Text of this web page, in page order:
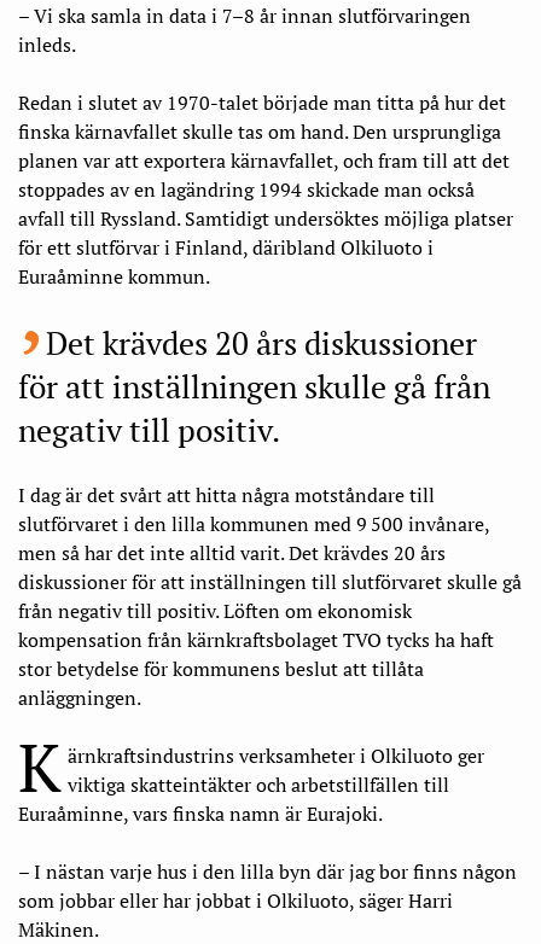
– Vi ska samla in data i 7–8 år innan slutförvaringen
inleds.
Redan i slutet av 1970-talet började man titta på hur det
finska kärnavfallet skulle tas om hand. Den ursprungliga
planen var att exportera kärnavfallet, och fram till att det
stoppades av en lagändring 1994 skickade man också
avfall till Ryssland. Samtidigt undersöktes möjliga platser
för ett slutförvar i Finland, däribland Olkiluoto i
Euraåminne kommun.
Det krävdes 20 års diskussioner
för att inställningen skulle gå från
negativ till positiv.
I dag är det svårt att hitta några motståndare till
slutförvaret i den lilla kommunen med 9 500 invånare,
men så har det inte alltid varit. Det krävdes 20 års
diskussioner för att inställningen till slutförvaret skulle gå
från negativ till positiv. Löften om ekonomisk
kompensation från kärnkraftsbolaget TVO tycks ha haft
stor betydelse för kommunens beslut att tillåta
anläggningen.
K ärnkraftsindustrins verksamheter i Olkiluoto ger
viktiga skatteintäkter och arbetstillfällen till
Euraåminne, vars finska namn är Eurajoki.
– I nästan varje hus i den lilla byn där jag bor finns någon
som jobbar eller har jobbat i Olkiluoto, säger Harri
Mäkinen.